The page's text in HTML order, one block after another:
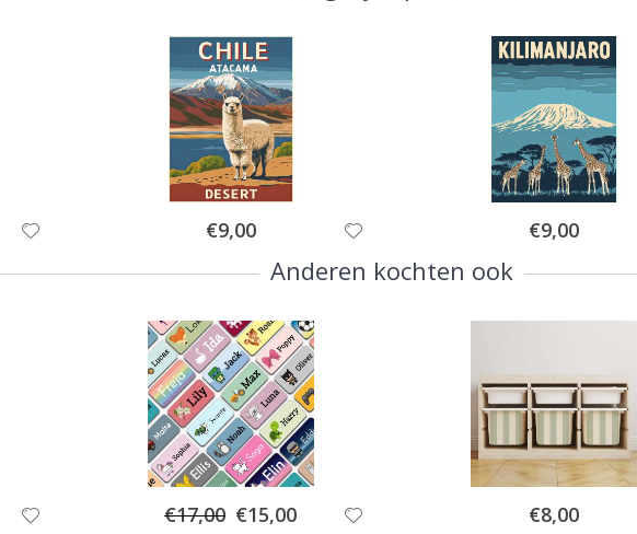
Special
Price
€9,00 Special
Price
€9,00
Anderen kochten ook
€17,00 Special
Price
€15,00 Special
Price
€8,00